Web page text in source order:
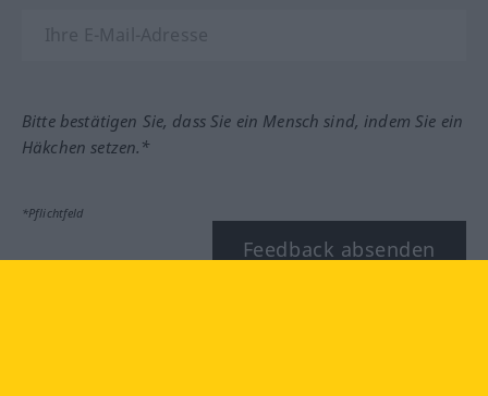
Bitte bestätigen Sie, dass Sie ein Mensch sind, indem Sie ein
Häkchen setzen.*
*Pflichtfeld
Feedback absenden